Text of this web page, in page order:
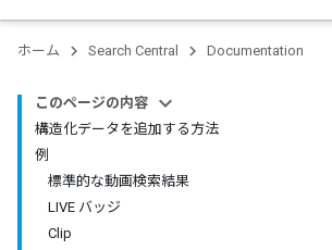
ホーム Search Central Documentation
このページの内容
構造化データを追加する方法
例
標準的な動画検索結果
LIVE バッジ
Clip